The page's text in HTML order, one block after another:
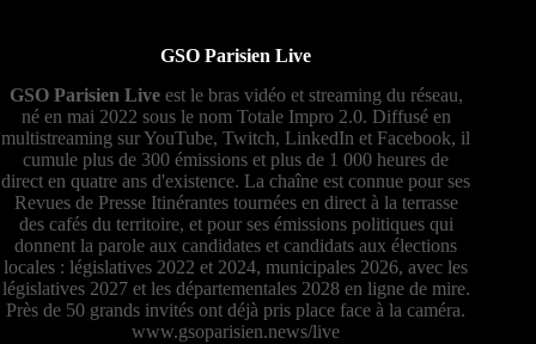
GSO Parisien Live
GSO Parisien Liveest le bras vidéo et streaming du réseau,
né en mai 2022 sous le nom Totale Impro 2.0. Diffusé en
multistreaming sur YouTube, Twitch, LinkedIn et Facebook, il
cumule plus de 300 émissions et plus de 1 000 heures de
direct en quatre ans d'existence. La chaîne est connue pour ses
Revues de Presse Itinérantes tournées en direct à la terrasse
des cafés du territoire, et pour ses émissions politiques qui
donnent la parole aux candidates et candidats aux élections
locales : législatives 2022 et 2024, municipales 2026, avec les
législatives 2027 et les départementales 2028 en ligne de mire.
Près de 50 grands invités ont déjà pris place face à la caméra.
www.gsoparisien.news/live